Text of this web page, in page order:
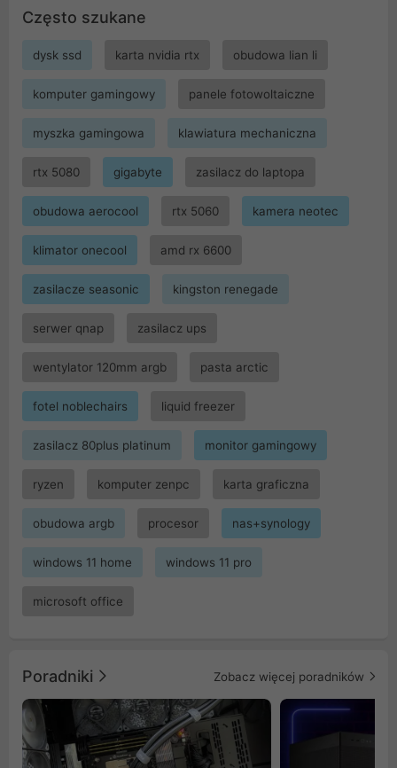
Często szukane
dysk ssd karta nvidia rtx obudowa lian li
komputer gamingowy panele fotowoltaiczne
myszka gamingowa klawiatura mechaniczna
rtx 5080 gigabyte zasilacz do laptopa
obudowa aerocool rtx 5060 kamera neotec
klimator onecool amd rx 6600
zasilacze seasonic kingston renegade
serwer qnap zasilacz ups
wentylator 120mm argb pasta arctic
fotel noblechairs liquid freezer
zasilacz 80plus platinum monitor gamingowy
ryzen komputer zenpc karta graficzna
obudowa argb procesor nas+synology
windows 11 home windows 11 pro
microsoft office
Poradniki Zobacz więcej poradników